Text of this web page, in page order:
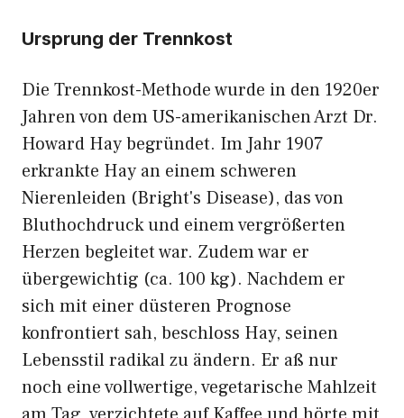
Ursprung der Trennkost
Die Trennkost-Methode wurde in den 1920er
Jahren von dem US-amerikanischen Arzt Dr.
Howard Hay begründet. Im Jahr 1907
erkrankte Hay an einem schweren
Nierenleiden (Bright's Disease), das von
Bluthochdruck und einem vergrößerten
Herzen begleitet war. Zudem war er
übergewichtig (ca. 100 kg). Nachdem er
sich mit einer düsteren Prognose
konfrontiert sah, beschloss Hay, seinen
Lebensstil radikal zu ändern. Er aß nur
noch eine vollwertige, vegetarische Mahlzeit